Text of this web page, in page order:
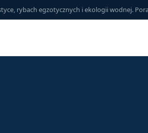
rybach egzotycznych i ekologii wodnej.